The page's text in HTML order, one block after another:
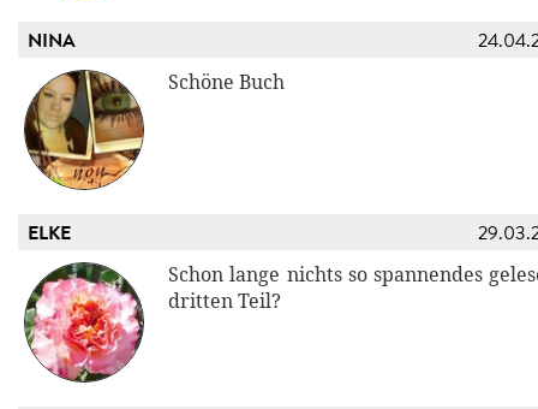
NINA
Schöne Buch
ELKE
Schon lange nichts so spannendes
dritten Teil?